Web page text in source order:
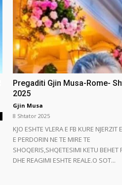
Pregaditi Gjin Musa-Rome-
2025
Gjin Musa
8 Shtator 2025
KJO ESHTE VLERA E FB KURE NJERZIT
E PERDORIN NE TE MIRE TE
SHOQERIS,SHQETESIMI KETU BEHET
DHE REAGIMI ESHTE REALE.O SOT...